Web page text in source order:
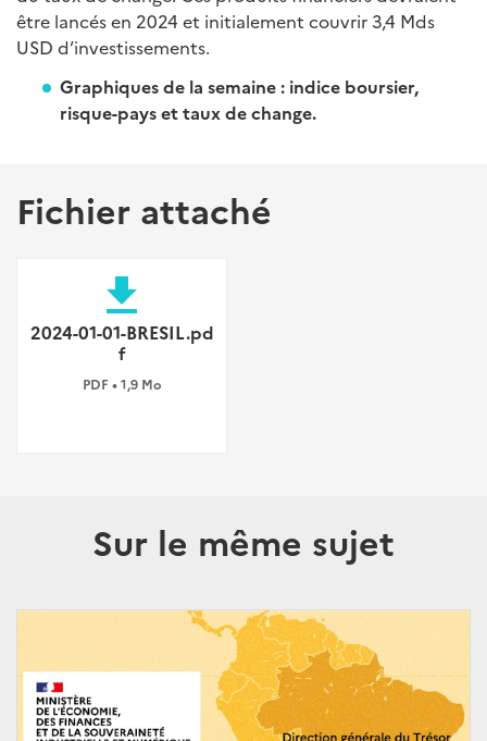
être lancés en 2024 et initialement couvrir 3,4 Mds
USD d’investissements.
Graphiques de la semaine : indice boursier,
risque-pays et taux de change.
Fichier attaché
file_download
2024-01-01-BRESIL.pd
f
PDF • 1,9 Mo
Sur le même sujet